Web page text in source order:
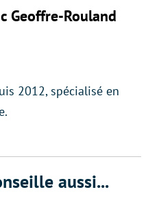
Geoffre-Rouland
2012, spécialisé en
aussi...